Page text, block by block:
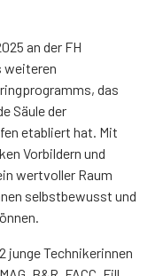
an der FH
weiteren
das
Säule der
etabliert hat. Mit
Vorbildern und
wertvoller Raum
selbstbewusst und
junge Technikerinnen